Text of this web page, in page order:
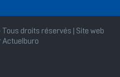
droits réservés | Site web
Actuelburo